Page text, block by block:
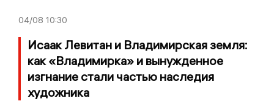
04/08 10:30
Исаак Левитан и Владимирская земля:
как «Владимирка» и вынужденное
изгнание стали частью наследия
художника